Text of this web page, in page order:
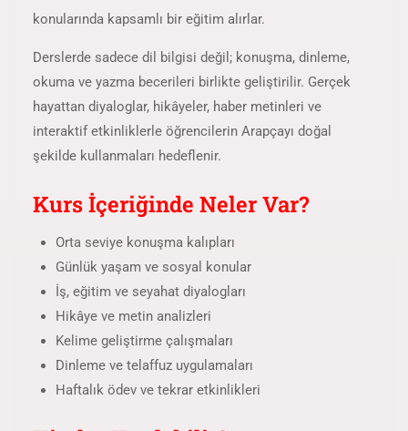
konularında kapsamlı bir eğitim alırlar.
Derslerde sadece dil bilgisi değil; konuşma, dinleme,
okuma ve yazma becerileri birlikte geliştirilir. Gerçek
hayattan diyaloglar, hikâyeler, haber metinleri ve
interaktif etkinliklerle öğrencilerin Arapçayı doğal
şekilde kullanmaları hedeflenir.
Kurs İçeriğinde Neler Var?
Orta seviye konuşma kalıpları
Günlük yaşam ve sosyal konular
İş, eğitim ve seyahat diyalogları
Hikâye ve metin analizleri
Kelime geliştirme çalışmaları
Dinleme ve telaffuz uygulamaları
Haftalık ödev ve tekrar etkinlikleri